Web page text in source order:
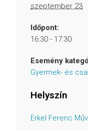
szeptember 23
Időpont:
16:30 - 17:30
Esemény
Gyermek- és
Helyszín
Erkel Ferenc